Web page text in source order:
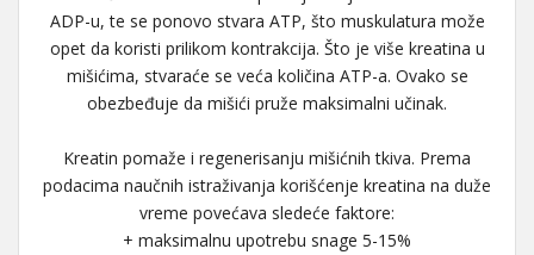
ADP-u, te se ponovo stvara ATP, što muskulatura može
opet da koristi prilikom kontrakcija. Što je više kreatina u
mišićima, stvaraće se veća količina ATP-a. Ovako se
obezbeđuje da mišići pruže maksimalni učinak.
Kreatin pomaže i regenerisanju mišićnih tkiva. Prema
podacima naučnih istraživanja korišćenje kreatina na duže
vreme povećava sledeće faktore:
+ maksimalnu upotrebu snage 5-15%